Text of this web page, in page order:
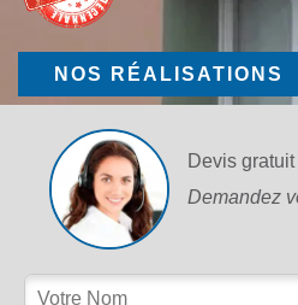
NOS RÉALISATIONS
Devis gratuit
Demandez